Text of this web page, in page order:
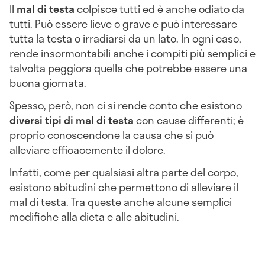
Il mal di testacolpisce tutti ed è anche odiato da
tutti. Può essere lieve o grave e può interessare
tutta la testa o irradiarsi da un lato. In ogni caso,
rende insormontabili anche i compiti più semplici e
talvolta peggiora quella che potrebbe essere una
buona giornata.
Spesso, però, non ci si rende conto che esistono
diversi tipi di mal di testacon cause differenti; è
proprio conoscendone la causa che si può
alleviare efficacemente il dolore.
Infatti, come per qualsiasi altra parte del corpo,
esistono abitudini che permettono di alleviare il
mal di testa. Tra queste anche alcune semplici
modifiche alla dieta e alle abitudini.